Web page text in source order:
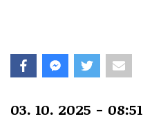
03. 10. 2025 - 08:51